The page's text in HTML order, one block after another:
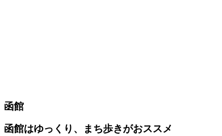
函館
函館はゆっくり、まち歩きがおススメ